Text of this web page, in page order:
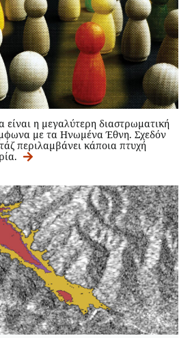
η μεγαλύτερη διαστρωματική
με τα Ηνωμένα Έθνη. Σχεδόν
περιλαμβάνει κάποια πτυχή